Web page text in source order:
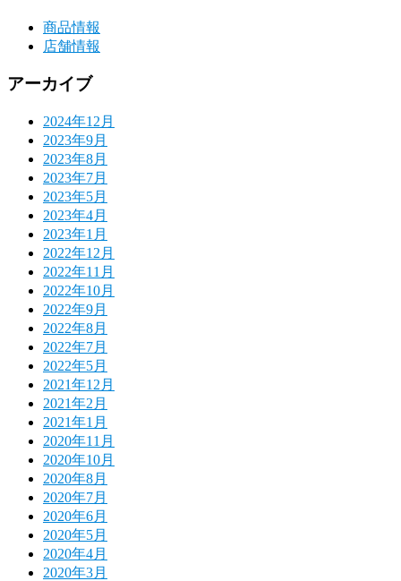
商品情報
店舗情報
アーカイブ
2024年12月
2023年9月
2023年8月
2023年7月
2023年5月
2023年4月
2023年1月
2022年12月
2022年11月
2022年10月
2022年9月
2022年8月
2022年7月
2022年5月
2021年12月
2021年2月
2021年1月
2020年11月
2020年10月
2020年8月
2020年7月
2020年6月
2020年5月
2020年4月
2020年3月